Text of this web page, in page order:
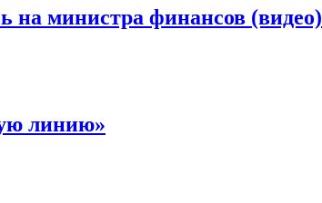
на министра финансов (видео)
линию»